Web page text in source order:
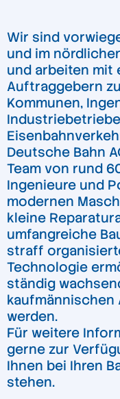
Wir sind
und im
und arbeiten mit
Auftraggebern
Kommunen,
Deutsche Bahn
Team von rund
Ingenieure und
modernen
kleine
umfangreiche
straff
Technologie
ständig
werden.
Für weitere
gerne zur
Ihnen bei Ihren
stehen.